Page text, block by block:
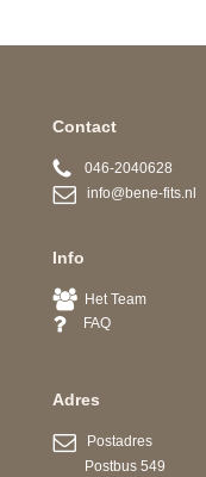
Contact
046-2040628
info@bene-fits.nl
Info
Het Team
FAQ
Adres
Postadres
Postbus 549